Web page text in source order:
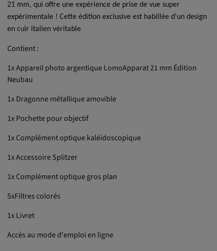
21 mm, qui offre une expérience de prise de vue super
expérimentale ! Cette édition exclusive est habillée d'un design
en cuir italien véritable
Contient :
1x Appareil photo argentique LomoApparat 21 mm Édition
Neubau
1x Dragonne métallique amovible
1x Pochette pour objectif
1x Complément optique kaléidoscopique
1x Accessoire Splitzer
1x Complément optique gros plan
5xFiltres colorés
1x Livret
Accès au mode d'emploi en ligne